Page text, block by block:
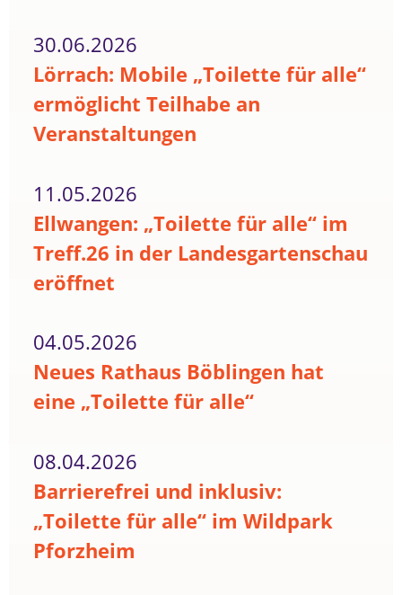
30.06.2026
Lörrach: Mobile „Toilette für alle“
ermöglicht Teilhabe an
Veranstaltungen
11.05.2026
Ellwangen: „Toilette für alle“ im
Treff.26 in der Landesgartenschau
eröffnet
04.05.2026
Neues Rathaus Böblingen hat
eine „Toilette für alle“
08.04.2026
Barrierefrei und inklusiv:
„Toilette für alle“ im Wildpark
Pforzheim